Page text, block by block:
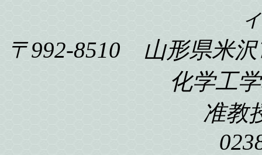
〒992-8510 山形県米沢
化学工
准教